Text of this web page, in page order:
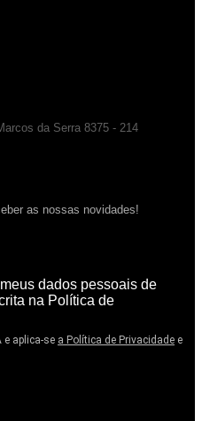
da Serra 8375 - 214
as nossas novidades!
dados pessoais de
na Política de
e aplica-se a Política de Privacidade e